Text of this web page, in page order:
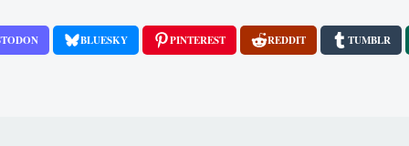
BLUESKY PINTEREST REDDIT TUMBLR